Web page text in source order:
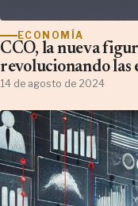
ECONOMÍA
CCO, la nueva
revolucionando las
14 de agosto de 2024